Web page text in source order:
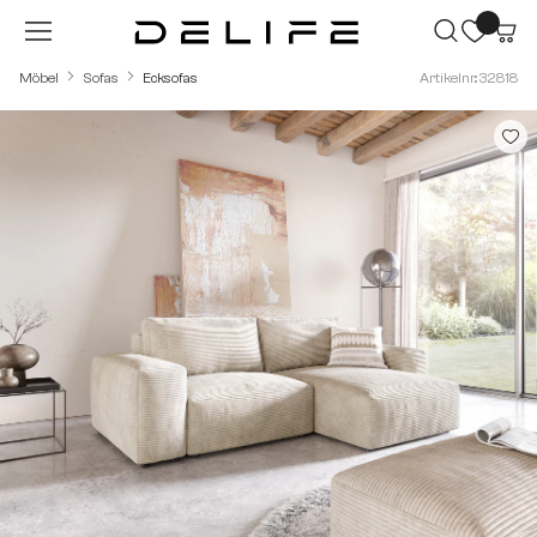
Zum Hauptinhalt springen
Möbel Sofas Ecksofas Artikelnr.: 32818
Bildergalerie überspringen